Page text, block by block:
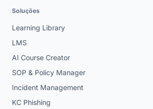
Soluções
Learning Library
LMS
AI Course Creator
SOP & Policy Manager
Incident Management
KC Phishing